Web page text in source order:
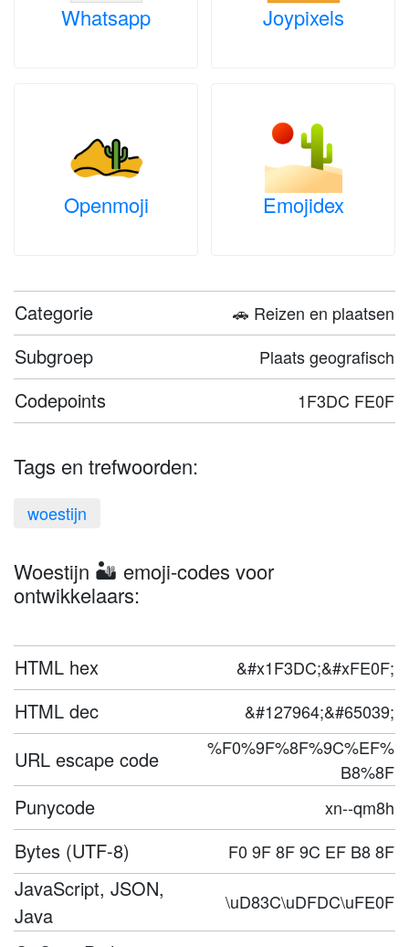
Whatsapp Joypixels
Openmoji Emojidex
Categorie 🚗 Reizen en plaatsen
Subgroep Plaats geografisch
Codepoints 1F3DC FE0F
Tags en trefwoorden:
woestijn
Woestijn 🏜️ emoji-codes voor
ontwikkelaars:
HTML hex &#x1F3DC;&#xFE0F;
HTML dec &#127964;&#65039;
URL escape code
%F0%9F%8F%9C%EF%
B8%8F
Punycode xn--qm8h
Bytes (UTF-8) F0 9F 8F 9C EF B8 8F
JavaScript, JSON,
Java
\uD83C\uDFDC\uFE0F